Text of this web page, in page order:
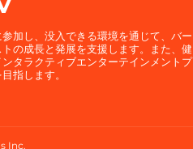
加し、没入できる環境を通じて、バー
の成長と発展を支援します。また、健
タラクティブエンターテインメントプ
指します。
Inc.